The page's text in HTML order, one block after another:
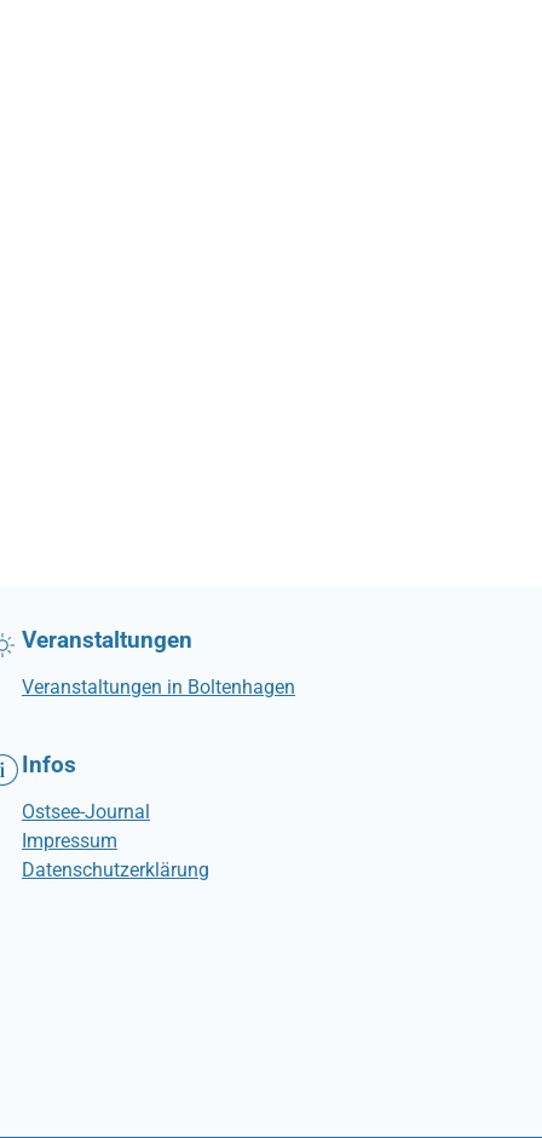
Veranstaltungen
Veranstaltungen in Boltenhagen
Infos
Ostsee-Journal
Impressum
Datenschutzerklärung